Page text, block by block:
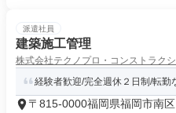
派遣社員
建築施工管理
株式会社テクノプロ・コンストラク
経験者歓迎/完全週休２日制/転勤
〒815-0000福岡県福岡市南区